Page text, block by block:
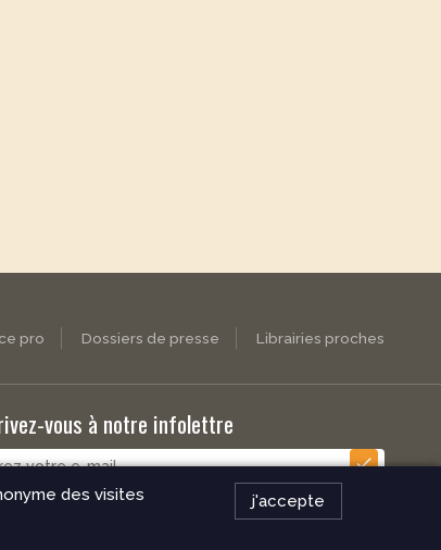
pro Dossiers de presse Librairies proches
vous à notre infolettre
check
des visites
j'accepte